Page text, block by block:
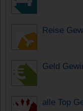
Reise
Geld
alle Top